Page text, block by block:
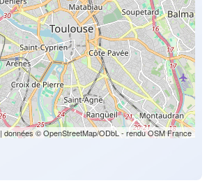
| données © OpenStreetMap/ODbL - rendu OSM France